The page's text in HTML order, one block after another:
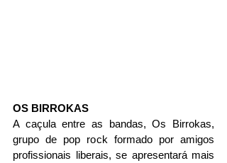
OS BIRROKAS
A caçula entre as bandas, Os Birrokas,
grupo de pop rock formado por amigos
profissionais liberais, se apresentará mais